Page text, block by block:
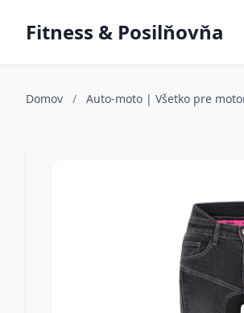
Fitness & Posilňovňa
Domov / Auto-moto | Všetko pre